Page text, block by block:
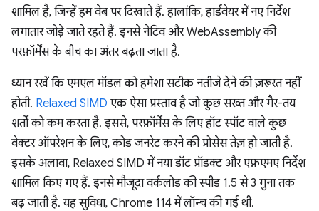
शामिल है, जिन्हें हम वेब पर दिखाते हैं. हालांकि, हार्डवेयर में नए निर्देश
लगातार जोड़े जाते रहते हैं. इनसे नेटिव और WebAssembly की
परफ़ॉर्मेंस के बीच का अंतर बढ़ता जाता है.
ध्यान रखें कि एमएल मॉडल को हमेशा सटीक नतीजे देने की ज़रूरत नहीं
होती. Relaxed SIMD एक ऐसा प्रस्ताव है जो कुछ सख्त और गैर-तय
शर्तों को कम करता है. इससे, परफ़ॉर्मेंस के लिए हॉट स्पॉट वाले कुछ
वेक्टर ऑपरेशन के लिए, कोड जनरेट करने की प्रोसेस तेज़ हो जाती है.
इसके अलावा, Relaxed SIMD में नया डॉट प्रॉडक्ट और एफ़एमए निर्देश
शामिल किए गए हैं. इनसे मौजूदा वर्कलोड की स्पीड 1.5 से 3 गुना तक
बढ़ जाती है. यह सुविधा, Chrome 114 में लॉन्च की गई थी.